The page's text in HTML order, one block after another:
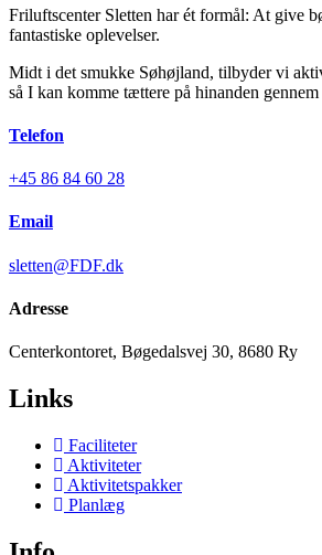
Friluftscenter Sletten har ét formål: At give
fantastiske oplevelser.
Midt i det smukke Søhøjland, tilbyder vi
så I kan komme tættere på hinanden
Telefon
+45 86 84 60 28
Email
sletten@FDF.dk
Adresse
Centerkontoret, Bøgedalsvej 30, 8680 Ry
Links
Faciliteter
Aktiviteter
Aktivitetspakker
Planlæg